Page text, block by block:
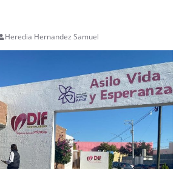
Heredia Hernandez Samuel